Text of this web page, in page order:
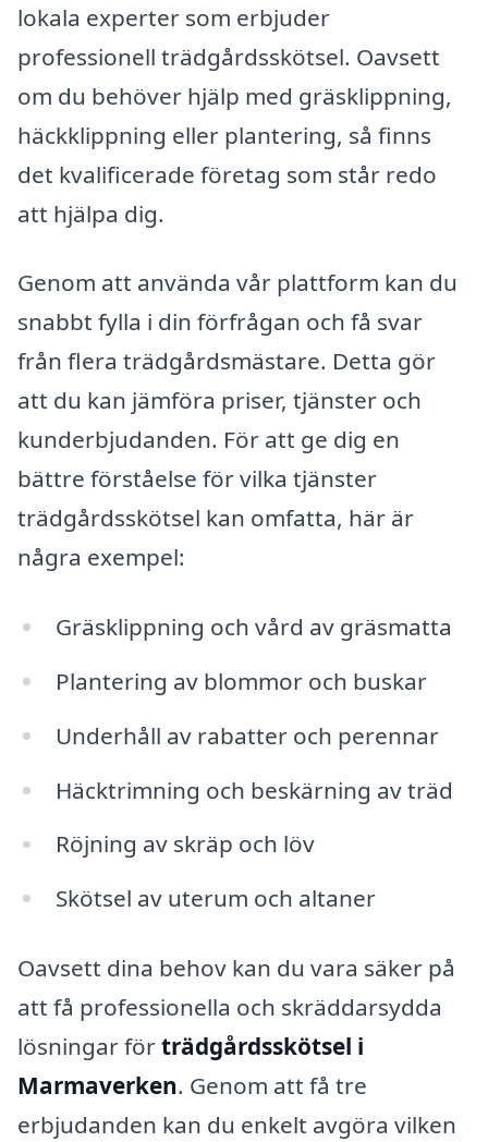
lokala experter som erbjuder
professionell trädgårdsskötsel. Oavsett
om du behöver hjälp med gräsklippning,
häckklippning eller plantering, så finns
det kvalificerade företag som står redo
att hjälpa dig.
Genom att använda vår plattform kan du
snabbt fylla i din förfrågan och få svar
från flera trädgårdsmästare. Detta gör
att du kan jämföra priser, tjänster och
kunderbjudanden. För att ge dig en
bättre förståelse för vilka tjänster
trädgårdsskötsel kan omfatta, här är
några exempel:
Gräsklippning och vård av gräsmatta
Plantering av blommor och buskar
Underhåll av rabatter och perennar
Häcktrimning och beskärning av träd
Röjning av skräp och löv
Skötsel av uterum och altaner
Oavsett dina behov kan du vara säker på
att få professionella och skräddarsydda
lösningar förträdgårdsskötsel i
Marmaverken. Genom att få tre
erbjudanden kan du enkelt avgöra vilken